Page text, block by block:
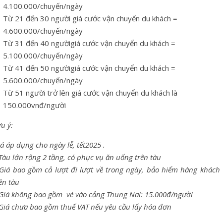
4.100.000/chuyến/ngày
Từ 21 đến 30 người giá cước vận chuyển du khách =
4.600.000/chuyến/ngày
Từ 31 đến 40 ngườigiá cước vận chuyển du khách =
5.100.000/chuyến/ngày
Từ 41 đến 50 ngườigiá cước vận chuyển du khách =
5.600.000/chuyến/ngày
Từ 51 người trở lên giá cước vận chuyển du khách là
150.000vnđ/người
ý:
áp dụng cho ngày lễ, tết2025 .
lớn rộng 2 tầng, có phục vụ ăn uống trên tàu
bao gồm cả lượt đi lượt về trong ngày, bảo hiểm hàng
tàu
không bao gồm vé vào cảng Thung Nai: 15.000đ/người
chưa bao gồm thuế VAT nếu yêu cầu lấy hóa đơn